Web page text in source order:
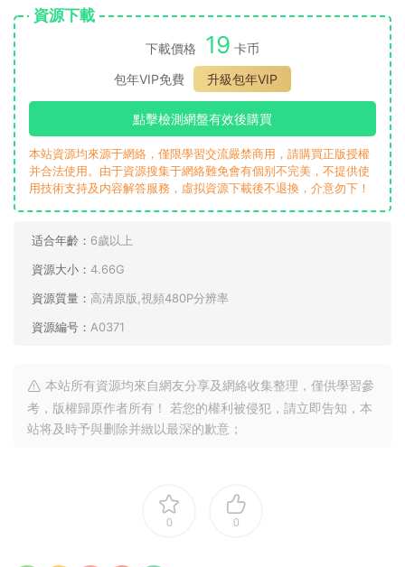
資源下載
下載價格 19 卡币
包年VIP免費
升級包年VIP
點擊檢測網盤有效後購買
本站資源均來源于網絡，僅限學習交流嚴禁商用，請購買正版授權
并合法使用。由于資源搜集于網絡難免會有個别不完美，不提供使
用技術支持及内容解答服務，虛拟資源下載後不退換，介意勿下！
适合年齡： 6歲以上
資源大小： 4.66G
資源質量： 高清原版,視頻480P分辨率
資源編号： A0371
本站所有資源均來自網友分享及網絡收集整理，僅供學習參
考，版權歸原作者所有！ 若您的權利被侵犯，請立即告知，本
站将及時予與删除并緻以最深的歉意；
0 0